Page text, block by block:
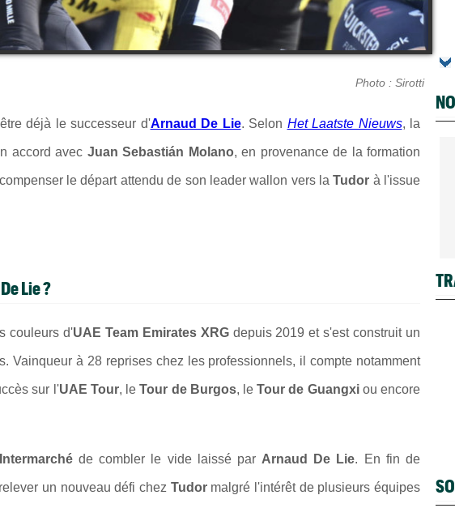
Photo : Sirotti
déjà le successeur d'Arnaud De Lie. Selon Het Laatste Nieuws, la
accord avec Juan Sebastián Molano, en provenance de la formation
le départ attendu de son leader wallon vers laTudor à l'issue
Lie ?
couleurs d'UAE Team Emirates XRGdepuis 2019 et s'est construit un
Vainqueur à 28 reprises chez les professionnels, il compte notamment
sur l'UAE Tour, leTour de Burgos, leTour de Guangxiou encore
de combler le vide laissé par Arnaud De Lie. En fin de
un nouveau défi chez Tudormalgré l'intérêt de plusieurs équipes